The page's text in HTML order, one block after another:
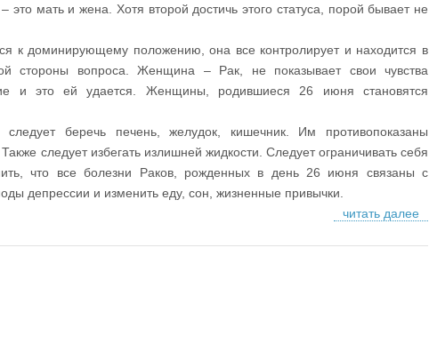
мать и жена. Хотя второй достичь этого статуса, порой бывает не
к доминирующему положению, она все контролирует и находится в
стороны вопроса. Женщина – Рак, не показывает свои чувства
и это ей удается. Женщины, родившиеся 26 июня становятся
беречь печень, желудок, кишечник. Им противопоказаны
следует избегать излишней жидкости. Следует ограничивать себя
что все болезни Раков, рожденных в день 26 июня связаны с
депрессии и изменить еду, сон, жизненные привычки.
читать далее